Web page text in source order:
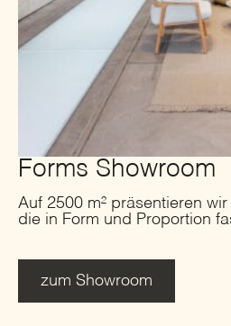
Forms Showroom
Auf 2500 m² präsentieren
die in Form und Proportion
zum Showroom